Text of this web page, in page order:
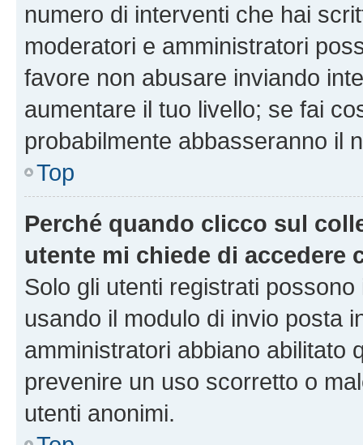
numero di interventi che hai
moderatori e amministratori
favore non abusare inviando
aumentare il tuo livello; se fai
probabilmente abbasseranno il
Top
Perché quando clicco sul
utente mi chiede di accedere
Solo gli utenti registrati
usando il modulo di invio posta
amministratori abbiano abilitato
prevenire un uso scorretto o
utenti anonimi.